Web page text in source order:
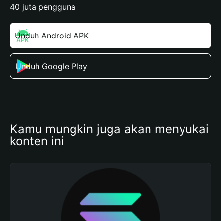
40 juta pengguna
Unduh Android APK
Unduh Google Play
Kamu mungkin juga akan menyukai
konten ini